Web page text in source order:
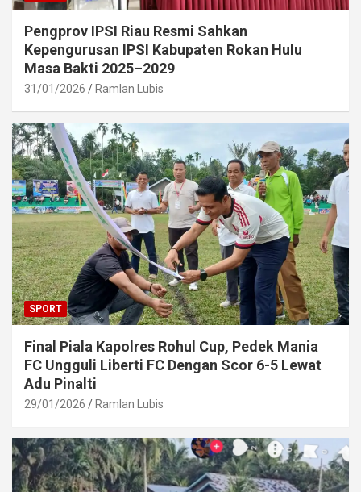
Pengprov IPSI Riau Resmi Sahkan
Kepengurusan IPSI Kabupaten Rokan Hulu
Masa Bakti 2025–2029
31/01/2026 Ramlan Lubis
SPORT
Final Piala Kapolres Rohul Cup, Pedek Mania
FC Ungguli Liberti FC Dengan Scor 6-5 Lewat
Adu Pinalti
29/01/2026 Ramlan Lubis